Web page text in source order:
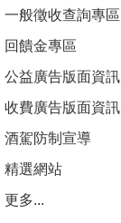
一般徵收查詢專區
回饋金專區
公益廣告版面資訊
收費廣告版面資訊
酒駕防制宣導
精選網站
更多...